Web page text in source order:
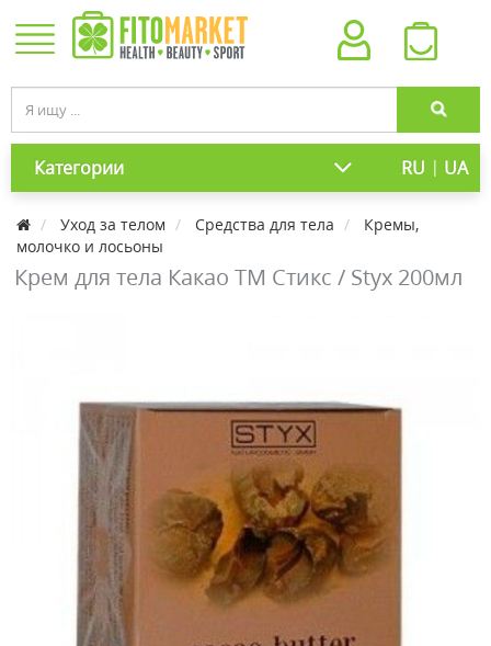
Категории RU | UA
Уход за телом Средства для тела
Кремы,
молочко и лосьоны
Крем для тела Какао ТМ Стикс / Styx 200мл